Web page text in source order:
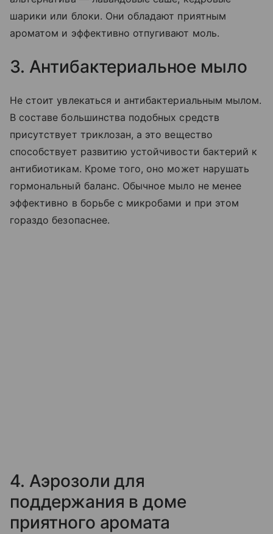
шарики или блоки. Они обладают приятным
ароматом и эффективно отпугивают моль.
3. Антибактериальное мыло
Не стоит увлекаться и антибактериальным мылом.
В составе большинства подобных средств
присутствует триклозан, а это вещество
способствует развитию устойчивости бактерий к
антибиотикам. Кроме того, оно может нарушать
гормональный баланс. Обычное мыло не менее
эффективно в борьбе с микробами и при этом
гораздо безопаснее.
4. Аэрозоли для
поддержания в доме
приятного аромата